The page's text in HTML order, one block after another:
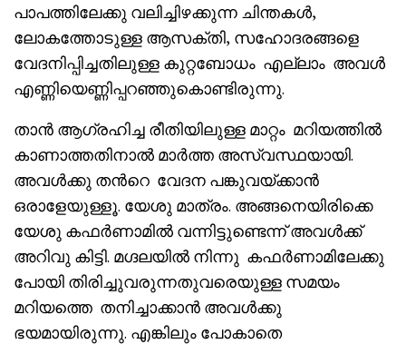
പാപത്തിലേക്കു വലിച്ചിഴക്കുന്ന ചിന്തകൾ,
ലോകത്തോടുള്ള ആസക്തി, സഹോദരങ്ങളെ
വേദനിപ്പിച്ചതിലുള്ള കുറ്റബോധം എല്ലാം അവൾ
എണ്ണിയെണ്ണിപ്പറഞ്ഞുകൊണ്ടിരുന്നു.
താൻ ആഗ്രഹിച്ച രീതിയിലുള്ള മാറ്റം മറിയത്തിൽ
കാണാത്തതിനാൽ മാർത്ത അസ്വസ്ഥയായി.
അവൾക്കു തൻറെ വേദന പങ്കുവയ്ക്കാൻ
ഒരാളേയുള്ളൂ. യേശു മാത്രം. അങ്ങനെയിരിക്കെ
യേശു കഫർണാമിൽ വന്നിട്ടുണ്ടെന്ന് അവൾക്ക്
അറിവു കിട്ടി. മഗ്ദലയിൽ നിന്നു കഫർണാമിലേക്കു
പോയി തിരിച്ചുവരുന്നതുവരെയുള്ള സമയം
മറിയത്തെ തനിച്ചാക്കാൻ അവൾക്കു
ഭയമായിരുന്നു. എങ്കിലും പോകാതെ